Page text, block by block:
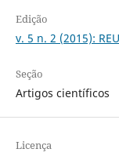
Edição
v. 5 n. 2 (2015):
Seção
Artigos científicos
Licença